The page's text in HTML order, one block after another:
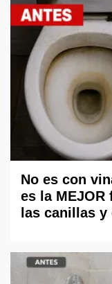
No es con
es la MEJOR
las canillas y